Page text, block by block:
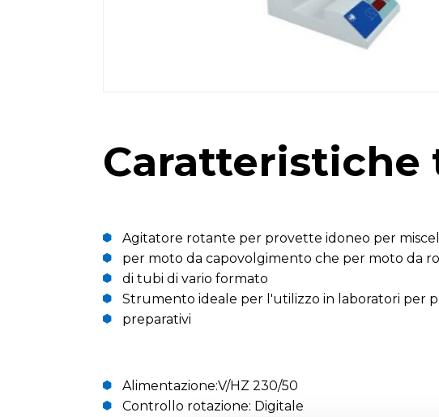
Caratteristiche
Agitatore rotante per provette idoneo per
per moto da capovolgimento che per moto da
di tubi di vario formato
Strumento ideale per l'utilizzo in laboratori per
preparativi
Alimentazione:V/HZ 230/50
Controllo rotazione: Digitale